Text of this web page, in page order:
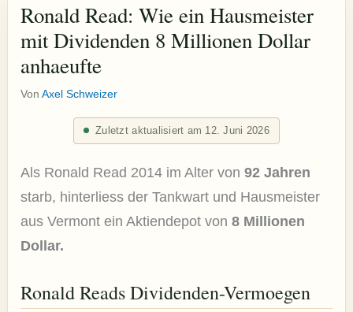
Ronald Read: Wie ein Hausmeister
mit Dividenden 8 Millionen Dollar
anhaeufte
Von Axel Schweizer
Zuletzt aktualisiert am 12. Juni 2026
Als Ronald Read 2014 im Alter von 92 Jahren
starb, hinterliess der Tankwart und Hausmeister
aus Vermont ein Aktiendepot von 8 Millionen
Dollar.
Ronald Reads Dividenden-Vermoegen